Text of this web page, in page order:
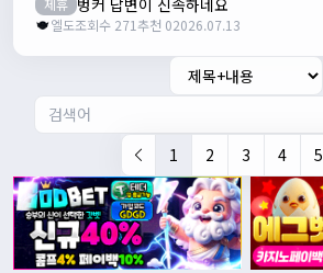
제휴
엘도조회수 271추천 02026.07.13
1
2 3 4 5